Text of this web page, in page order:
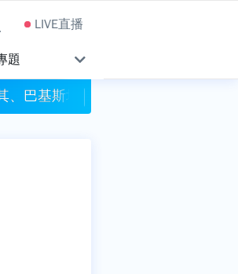
LIVE直播
題
巴基斯坦簽署共同防禦條約